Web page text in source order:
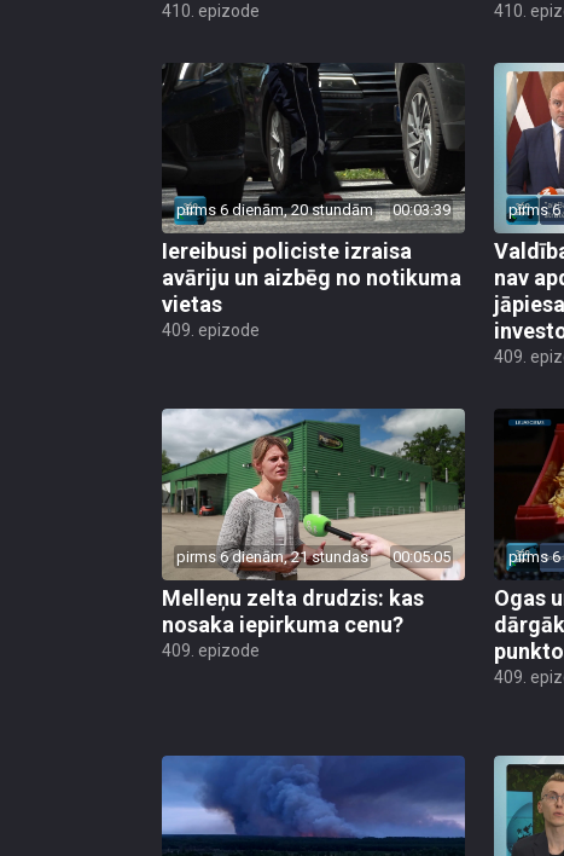
410. epizode 410.
pirms 6 dienām, 20 stundām 00:03:39
Iereibusi policiste izraisa
avāriju un aizbēg no notikuma
vietas
409. epizode
pirms 6
nav
409.
pirms 6 dienām, 21 stundas 00:05:05
Melleņu zelta drudzis: kas
nosaka iepirkuma cenu?
409. epizode
pirms 6
Ogas
409.